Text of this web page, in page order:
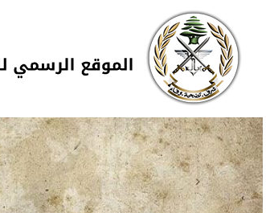
تجاوز إلى المحتوى الرئيسي
Skip to navigation